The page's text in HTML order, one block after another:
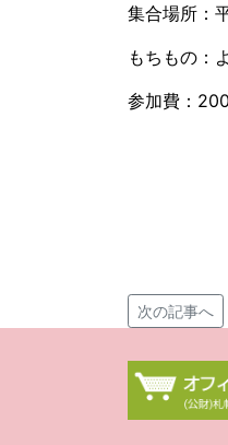
集合場所：
もちもの：
参加費：
次の記事へ